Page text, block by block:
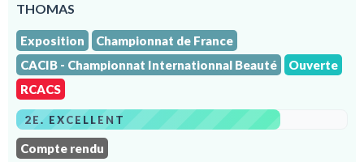
THOMAS
Exposition
Championnat de France
CACIB - Championnat Internationnal Beauté
Ouverte
RCACS
2E. EXCELLENT
Compte rendu